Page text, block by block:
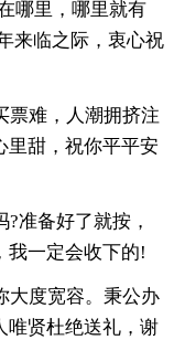
哪里，哪里就有
来临之际，衷心祝
票难，人潮拥挤注
里甜，祝你平平安
准备好了就按，
我一定会收下的!
大度宽容。秉公办
唯贤杜绝送礼，谢